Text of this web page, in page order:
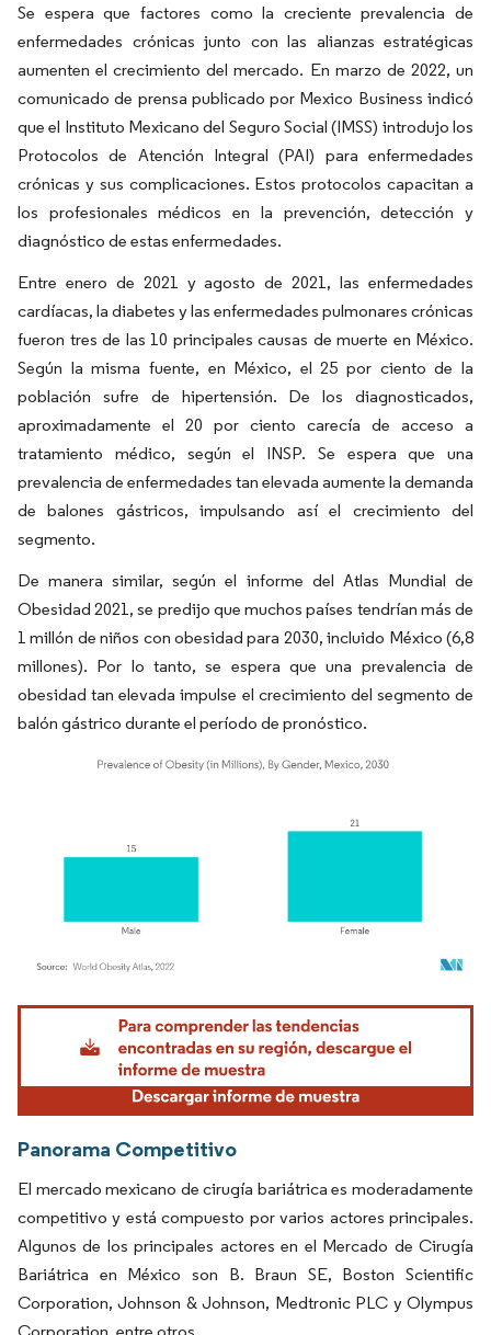
Se espera que factores como la creciente prevalencia de
enfermedades crónicas junto con las alianzas estratégicas
aumenten el crecimiento del mercado. En marzo de 2022, un
comunicado de prensa publicado por Mexico Business indicó
que el Instituto Mexicano del Seguro Social (IMSS) introdujo los
Protocolos de Atención Integral (PAI) para enfermedades
crónicas y sus complicaciones. Estos protocolos capacitan a
los profesionales médicos en la prevención, detección y
diagnóstico de estas enfermedades.
Entre enero de 2021 y agosto de 2021, las enfermedades
cardíacas, la diabetes y las enfermedades pulmonares crónicas
fueron tres de las 10 principales causas de muerte en México.
Según la misma fuente, en México, el 25 por ciento de la
población sufre de hipertensión. De los diagnosticados,
aproximadamente el 20 por ciento carecía de acceso a
tratamiento médico, según el INSP. Se espera que una
prevalencia de enfermedades tan elevada aumente la demanda
de balones gástricos, impulsando así el crecimiento del
segmento.
De manera similar, según el informe del Atlas Mundial de
Obesidad 2021, se predijo que muchos países tendrían más de
1 millón de niños con obesidad para 2030, incluido México (6,8
millones). Por lo tanto, se espera que una prevalencia de
obesidad tan elevada impulse el crecimiento del segmento de
balón gástrico durante el período de pronóstico.
Imagen © Mordor Intelligence. El uso requiere atribución según CC BY 4.0.
Panorama Competitivo
El mercado mexicano de cirugía bariátrica es moderadamente
competitivo y está compuesto por varios actores principales.
Algunos de los principales actores en el Mercado de Cirugía
Bariátrica en México son B. Braun SE, Boston Scientific
Corporation, Johnson & Johnson, Medtronic PLC y Olympus